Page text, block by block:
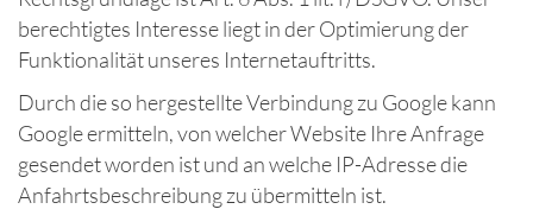
berechtigtes Interesse liegt in der Optimierung der
Funktionalität unseres Internetauftritts.
Durch die so hergestellte Verbindung zu Google kann
Google ermitteln, von welcher Website Ihre Anfrage
gesendet worden ist und an welche IP-Adresse die
Anfahrtsbeschreibung zu übermitteln ist.